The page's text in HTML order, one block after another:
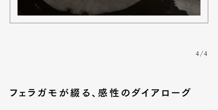
4/4
フェラガモが綴る、感性のダイアローグ